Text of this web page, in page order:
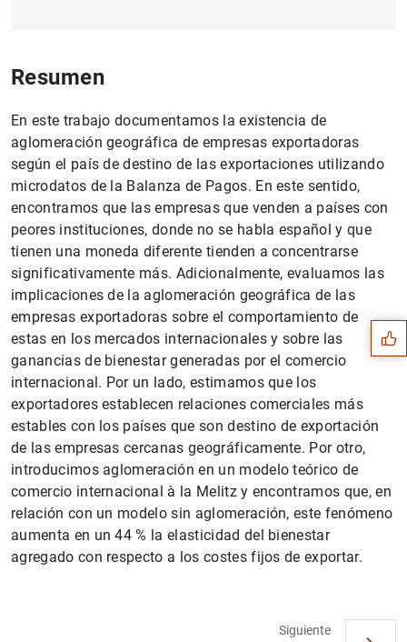
Resumen
En este trabajo documentamos la existencia de
aglomeración geográfica de empresas exportadoras
según el país de destino de las exportaciones utilizando
microdatos de la Balanza de Pagos. En este sentido,
encontramos que las empresas que venden a países con
peores instituciones, donde no se habla español y que
tienen una moneda diferente tienden a concentrarse
significativamente más. Adicionalmente, evaluamos las
implicaciones de la aglomeración geográfica de las
empresas exportadoras sobre el comportamiento de
estas en los mercados internacionales y sobre las
ganancias de bienestar generadas por el comercio
internacional. Por un lado, estimamos que los
exportadores establecen relaciones comerciales más
estables con los países que son destino de exportación
de las empresas cercanas geográficamente. Por otro,
introducimos aglomeración en un modelo teórico de
comercio internacional à la Melitz y encontramos que, en
relación con un modelo sin aglomeración, este fenómeno
aumenta en un 44 % la elasticidad del bienestar
agregado con respecto a los costes fijos de exportar.
Siguiente
Sugerencias